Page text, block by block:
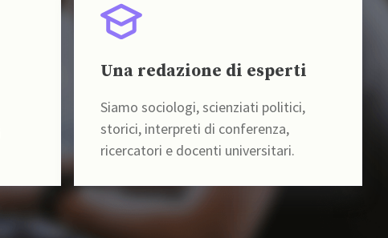
Una redazione di esperti
Siamo sociologi, scienziati politici,
storici, interpreti di conferenza,
ricercatori e docenti universitari.